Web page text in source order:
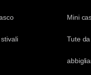
Mini
Tute